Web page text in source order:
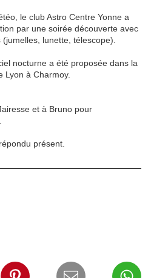
le club Astro Centre Yonne a
par une soirée découverte avec
lunette, télescope).
nocturne a été proposée dans la
Lyon à Charmoy.
et à Bruno pour
présent.